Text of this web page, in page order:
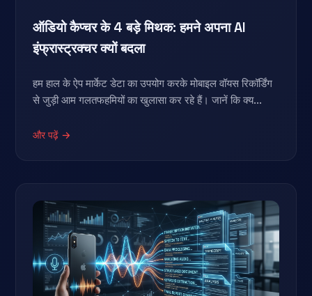
ऑडियो कैप्चर के 4 बड़े मिथक: हमने अपना AI
इंफ्रास्ट्रक्चर क्यों बदला
हम हाल के ऐप मार्केट डेटा का उपयोग करके मोबाइल वॉयस रिकॉर्डिंग
से जुड़ी आम गलतफहमियों का खुलासा कर रहे हैं। जानें कि क्य...
और पढ़ें →